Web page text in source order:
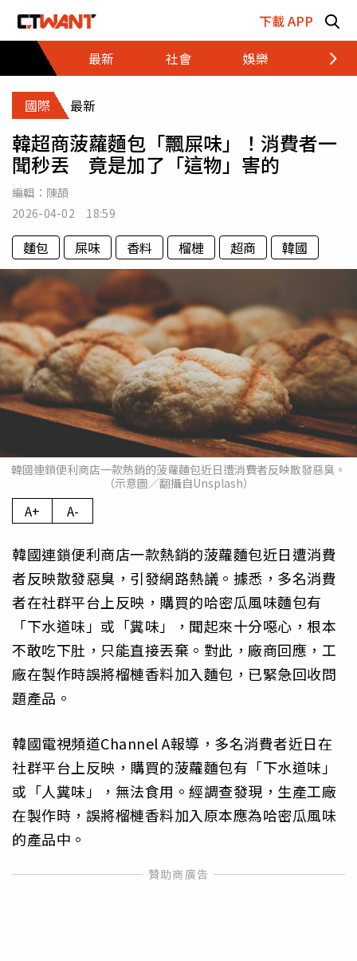
下載 APP
最新
社會 娛樂 財經
國際 最新
韓超商菠蘿麵包「飄屎味」！消費者一
聞秒丟 竟是加了「這物」害的
編輯： 陳頡
2026-04-02 18:59
麵包 屎味 香料 榴槤 超商 韓國
韓國連鎖便利商店一款熱銷的菠蘿麵包近日遭消費者反映散發惡臭。
（示意圖／翻攝自Unsplash）
A+ A-
韓國連鎖便利商店一款熱銷的菠蘿麵包近日遭消費
者反映散發惡臭，引發網路熱議。據悉，多名消費
者在社群平台上反映，購買的哈密瓜風味麵包有
「下水道味」或「糞味」，聞起來十分噁心，根本
不敢吃下肚，只能直接丟棄。對此，廠商回應，工
廠在製作時誤將榴槤香料加入麵包，已緊急回收問
題產品。
韓國電視頻道Channel A報導，多名消費者近日在
社群平台上反映，購買的菠蘿麵包有「下水道味」
或「人糞味」，無法食用。經調查發現，生產工廠
在製作時，誤將榴槤香料加入原本應為哈密瓜風味
的產品中。